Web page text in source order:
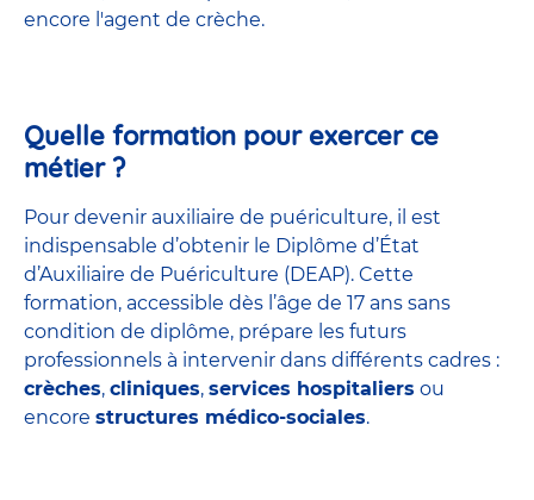
encore l'agent de crèche.
Quelle formation pour exercer ce
métier ?
Pour devenir auxiliaire de puériculture, il est
indispensable d’obtenir le Diplôme d’État
d’Auxiliaire de Puériculture (DEAP). Cette
formation, accessible dès l’âge de 17 ans sans
condition de diplôme, prépare les futurs
professionnels à intervenir dans différents cadres :
crèches, cliniques, services hospitaliers ou
encore structures médico-sociales.